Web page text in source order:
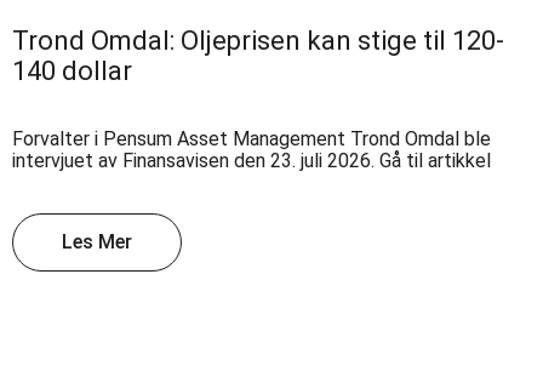
Trond Omdal: Oljeprisen kan stige til 120-
140 dollar
Forvalter i Pensum Asset Management Trond Omdal ble
intervjuet av Finansavisen den 23. juli 2026. Gå til artikkel
Les Mer